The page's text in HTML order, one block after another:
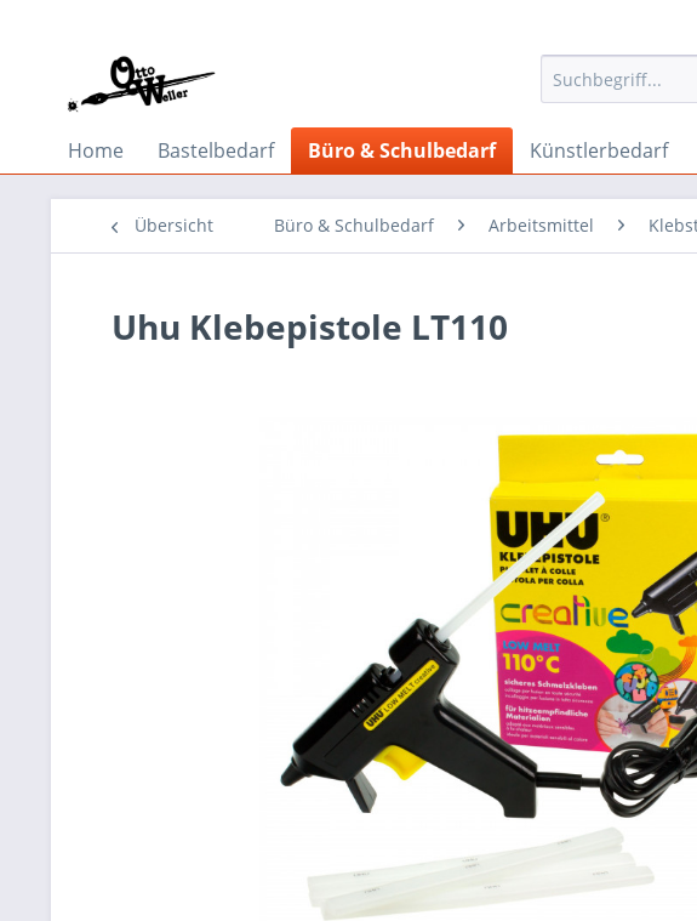
Home Bastelbedarf Büro & Schulbedarf Künstlerbedarf
Übersicht Büro & Schulbedarf Arbeitsmittel
Uhu Klebepistole LT110